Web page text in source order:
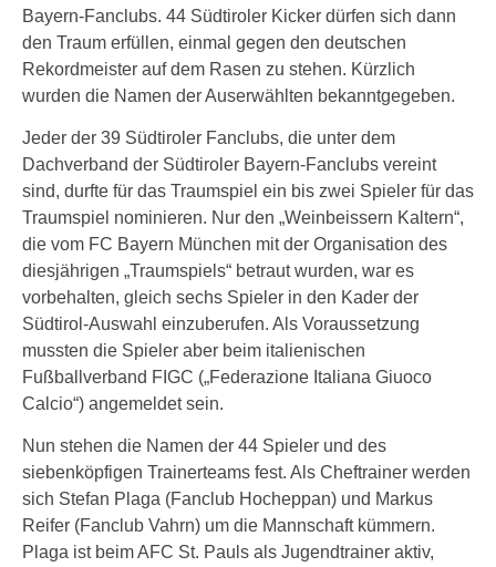
Bayern-Fanclubs. 44 Südtiroler Kicker dürfen sich dann
den Traum erfüllen, einmal gegen den deutschen
Rekordmeister auf dem Rasen zu stehen. Kürzlich
wurden die Namen der Auserwählten bekanntgegeben.
Jeder der 39 Südtiroler Fanclubs, die unter dem
Dachverband der Südtiroler Bayern-Fanclubs vereint
sind, durfte für das Traumspiel ein bis zwei Spieler für das
Traumspiel nominieren. Nur den „Weinbeissern Kaltern“,
die vom FC Bayern München mit der Organisation des
diesjährigen „Traumspiels“ betraut wurden, war es
vorbehalten, gleich sechs Spieler in den Kader der
Südtirol-Auswahl einzuberufen. Als Voraussetzung
mussten die Spieler aber beim italienischen
Fußballverband FIGC („Federazione Italiana Giuoco
Calcio“) angemeldet sein.
Nun stehen die Namen der 44 Spieler und des
siebenköpfigen Trainerteams fest. Als Cheftrainer werden
sich Stefan Plaga (Fanclub Hocheppan) und Markus
Reifer (Fanclub Vahrn) um die Mannschaft kümmern.
Plaga ist beim AFC St. Pauls als Jugendtrainer aktiv,